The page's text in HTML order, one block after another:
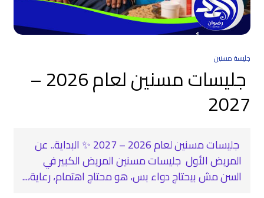
جليسة مسنين
جليسات مسنين لعام 2026 –
2027
جليسات مسنين لعام 2026 – 2027 ✨ البداية.. عن
المريض الأول جليسات مسنين المريض الكبير في
السن مش بيحتاج دواء بس، هو محتاج اهتمام، رعاية،...